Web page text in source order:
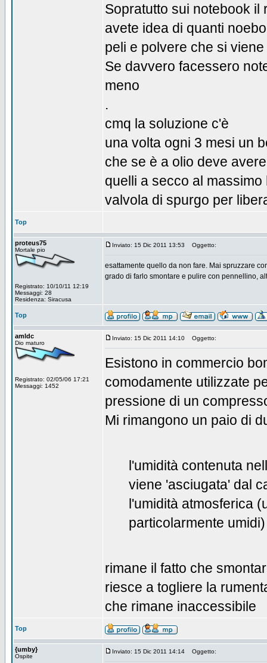
Sopratutto sui notebook il
avete idea di quanti
peli e polvere che si
Se davvero facessero
meno
.
cmq la soluzione c'è
una volta ogni 3 mesi un
che se è a olio deve
quelli a secco al
valvola di spurgo per
Top
proteus75
Mortale pio
Registrato: 10/10/11 12:19
Messaggi: 28
Residenza: Siracusa
Inviato: 15 Dic 2011 13:53 Oggetto:
esattamente quello da non fare. Mai spruzzare
grado di farlo smontare e pulire con pennellino,
Top
amldc
Dio maturo
Registrato: 02/05/06 17:21
Messaggi: 1452
Inviato: 15 Dic 2011 14:10 Oggetto:
Esistono in commercio
comodamente utilizzate
pressione di un
Mi rimangono un paio di
l'umidità contenuta
viene 'asciugata' dal
l'umidità atmosferica
particolarmente
rimane il fatto che
riesce a togliere la
che rimane inaccessibile
Top
{umby}
Ospite
Inviato: 15 Dic 2011 14:14 Oggetto: